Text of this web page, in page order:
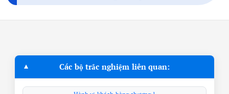
Các bộ trắc nghiệm liên quan: